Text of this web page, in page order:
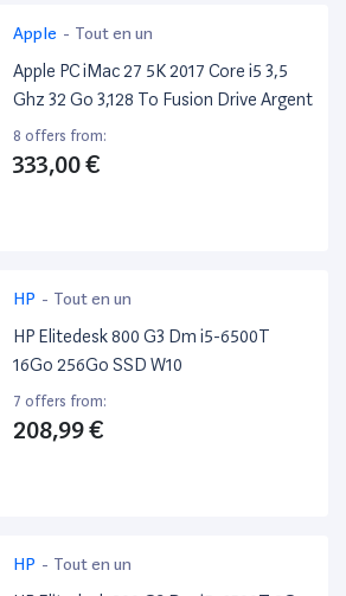
Apple - Tout en un
Apple PC iMac 27 5K 2017 Core i5 3,5
Ghz 32 Go 3,128 To Fusion Drive Argent
8 offers from:
333,00 €
HP - Tout en un
HP Elitedesk 800 G3 Dm i5-6500T
16Go 256Go SSD W10
7 offers from:
208,99 €
HP - Tout en un